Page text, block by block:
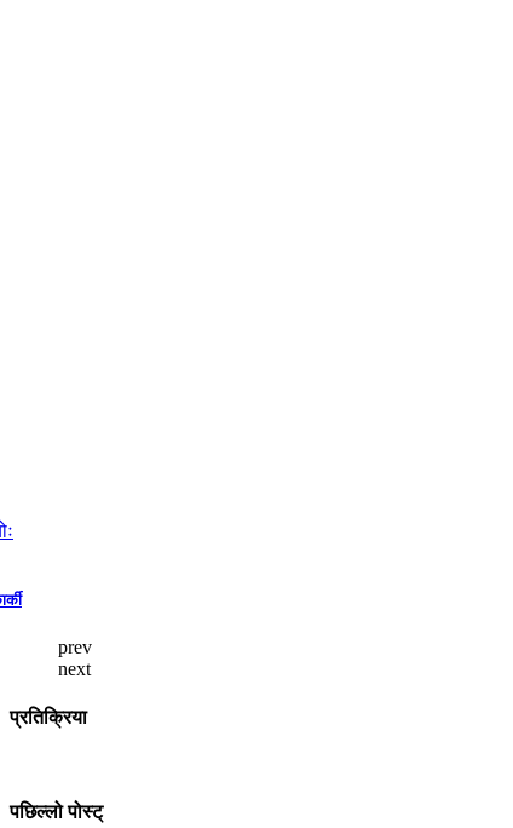
prev
next
प्रतिक्रिया
पछिल्लो पोस्ट्